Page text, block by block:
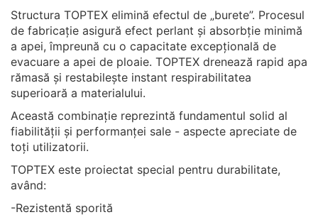
Structura TOPTEX elimină efectul de „burete”. Procesul
de fabricație asigură efect perlant și absorbție minimă
a apei, împreună cu o capacitate excepțională de
evacuare a apei de ploaie. TOPTEX drenează rapid apa
rămasă și restabilește instant respirabilitatea
superioară a materialului.
Această combinație reprezintă fundamentul solid al
fiabilității și performanței sale - aspecte apreciate de
toți utilizatorii.
TOPTEX este proiectat special pentru durabilitate,
având:
-Rezistentă sporită